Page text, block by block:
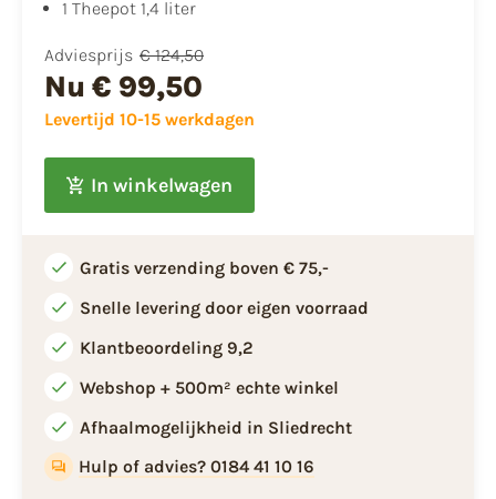
1 Theepot 1,4 liter
Adviesprijs € 124,50
Nu € 99,50
Levertijd 10-15 werkdagen
In winkelwagen
Gratis verzending boven € 75,-
Snelle levering door eigen voorraad
Klantbeoordeling 9,2
Webshop + 500m² echte winkel
Afhaalmogelijkheid in Sliedrecht
Hulp of advies? 0184 41 10 16